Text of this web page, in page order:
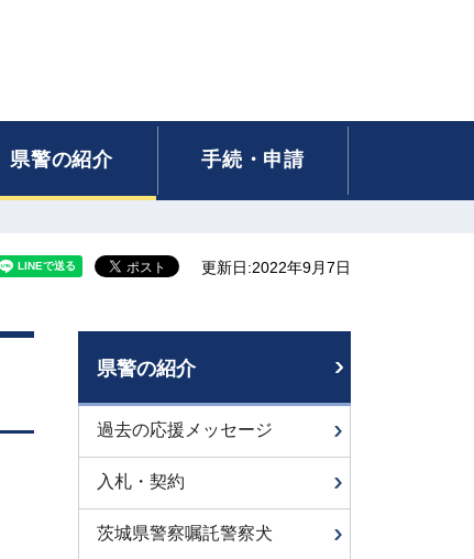
県警の紹介 手続・申請
更新日:2022年9月7日
県警の紹介
過去の応援メッセージ
入札・契約
茨城県警察嘱託警察犬